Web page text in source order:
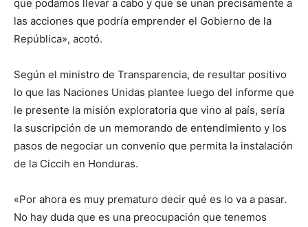
que podamos llevar a cabo y que se unan precisamente a
las acciones que podría emprender el Gobierno de la
República», acotó.
Según el ministro de Transparencia, de resultar positivo
lo que las Naciones Unidas plantee luego del informe que
le presente la misión exploratoria que vino al país, sería
la suscripción de un memorando de entendimiento y los
pasos de negociar un convenio que permita la instalación
de la Ciccih en Honduras.
«Por ahora es muy prematuro decir qué es lo va a pasar.
No hay duda que es una preocupación que tenemos